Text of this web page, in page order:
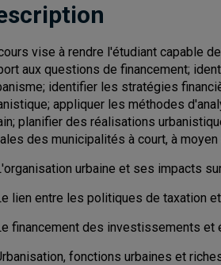
vise à rendre l'étudiant capable
aux questions de financement;
identifier les stratégies
appliquer les méthodes
planifier des réalisations
des municipalités à court, à moyen
urbaine et ses impacts
lien entre les politiques de taxation
financement des investissements et
fonctions urbaines et